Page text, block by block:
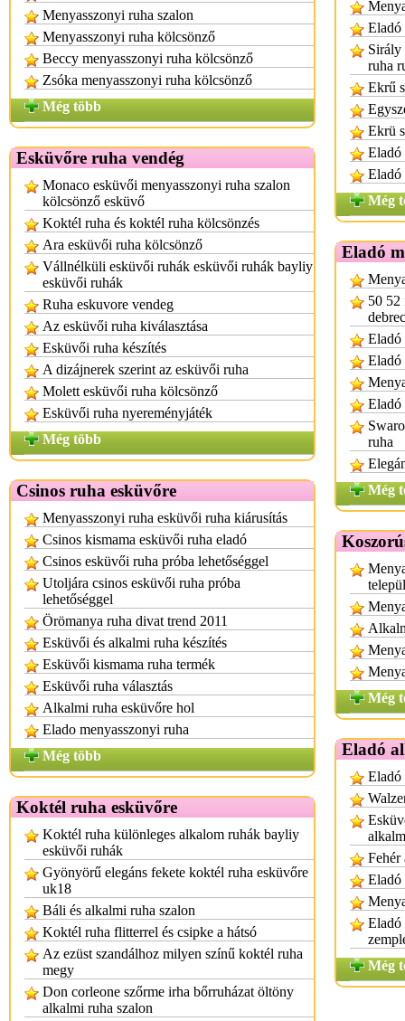
Menyasszonyi ruha szalon
Menyasszonyi ruha kölcsönző
Beccy menyasszonyi ruha kölcsönző
Zsóka menyasszonyi ruha kölcsönző
Még több
Esküvőre ruha vendég
Monaco esküvői menyasszonyi ruha szalon
kölcsönző esküvő
Koktél ruha és koktél ruha kölcsönzés
Ara esküvői ruha kölcsönző
Vállnélküli esküvői ruhák esküvői ruhák bayliy
esküvői ruhák
Ruha eskuvore vendeg
Az esküvői ruha kiválasztása
Esküvői ruha készítés
A dizájnerek szerint az esküvői ruha
Molett esküvői ruha kölcsönző
Esküvői ruha nyereményjáték
Még több
Csinos ruha esküvőre
Menyasszonyi ruha esküvői ruha kiárusítás
Csinos kismama esküvői ruha eladó
Csinos esküvői ruha próba lehetőséggel
Utoljára csinos esküvői ruha próba
lehetőséggel
Örömanya ruha divat trend 2011
Esküvői és alkalmi ruha készítés
Esküvői kismama ruha termék
Esküvői ruha választás
Alkalmi ruha esküvőre hol
Elado menyasszonyi ruha
Még több
Koktél ruha esküvőre
Koktél ruha különleges alkalom ruhák bayliy
esküvői ruhák
Gyönyörű elegáns fekete koktél ruha esküvőre
uk18
Báli és alkalmi ruha szalon
Koktél ruha flitterrel és csipke a hátsó
Az ezüst szandálhoz milyen színű koktél ruha
megy
Don corleone szőrme irha bőrruházat öltöny
alkalmi ruha szalon
Eladó
Sirály
ruha
Ekrű
Ekrü
Eladó
Eladó
Még
Eladó
50 52
Eladó
Eladó
Eladó
ruha
Még
Még
Eladó
Eladó
Fehér
Eladó
Eladó
Még